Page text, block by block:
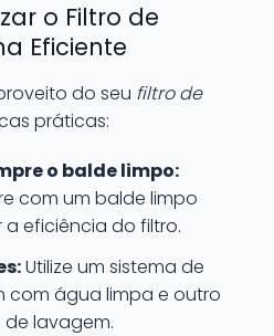
o Filtro de
Eficiente
do seu filtro de
práticas:
o balde limpo:
com um balde limpo
a eficiência do filtro.
Utilize um sistema de
com água limpa e outro
lavagem.